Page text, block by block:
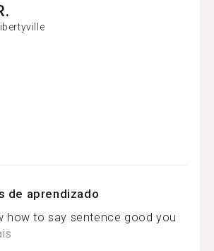
de aprendizado
how to say sentence good you